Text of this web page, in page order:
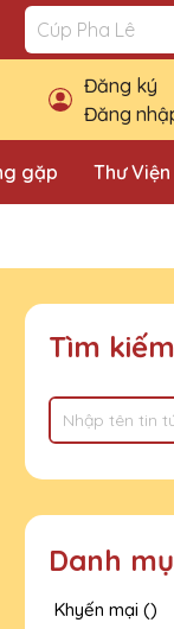
Đăng ký
Đăng
gặp Thư Viện
Tìm
Danh
Khyến mại ()